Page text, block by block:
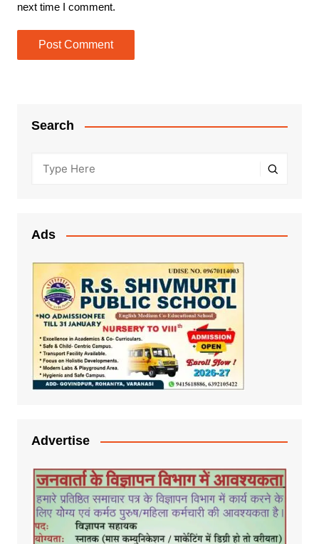
next time I comment.
Search
Ads
Advertise